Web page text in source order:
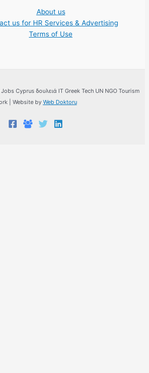
About us
us for HR Services & Advertising
Terms of Use
Cyprus δουλειά IT Greek Tech UN NGO Tourism
| Website by Web Doktoru